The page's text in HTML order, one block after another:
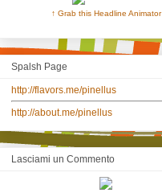
↑ Grab this Headline Animator
Spalsh Page
http://flavors.me/pinellus
http://about.me/pinellus
Lasciami un Commento